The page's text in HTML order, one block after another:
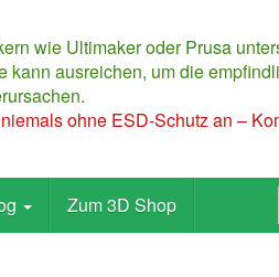
wie Ultimaker oder Prusa
ausreichen, um die
ohne ESD-Schutz an –
Zum 3D Shop